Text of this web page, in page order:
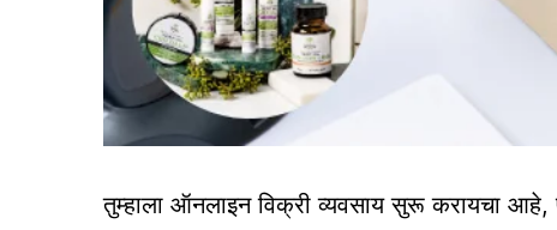
तुम्हाला ऑनलाइन विक्री व्यवसाय सुरू करायचा